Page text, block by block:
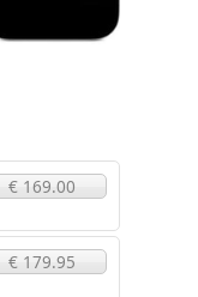
€ 169.00
€ 179.95